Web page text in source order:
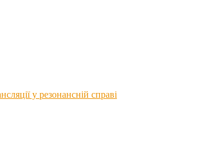
у резонансній справі